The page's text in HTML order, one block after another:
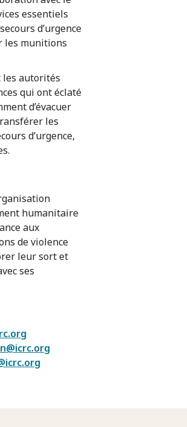
essentiels
d’urgence
les munitions
les autorités
qui ont éclaté
d’évacuer
les
d’urgence,
humanitaire
aux
de violence
leur sort et
ses